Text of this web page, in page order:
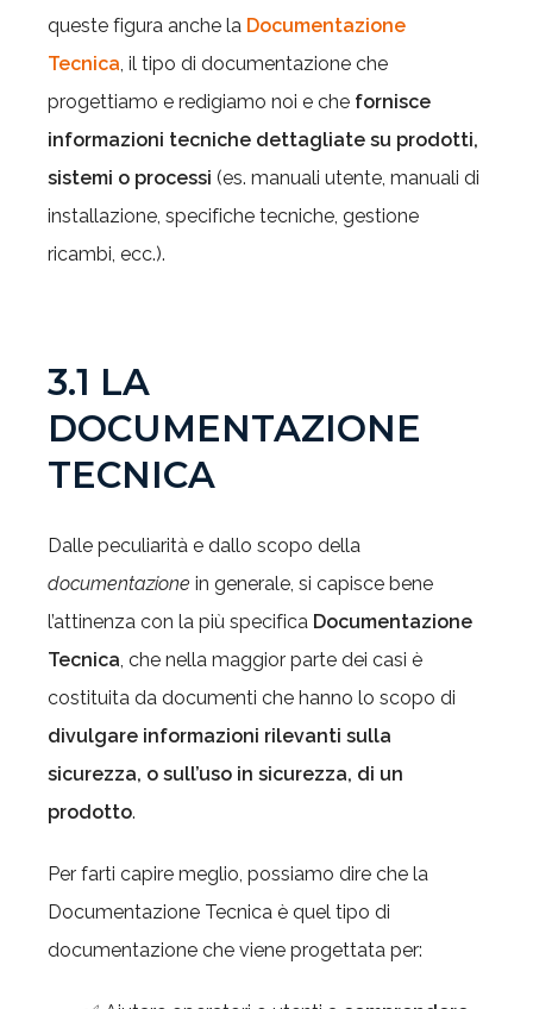
queste figura anche la Documentazione
Tecnica, il tipo di documentazione che
progettiamo e redigiamo noi e che fornisce
informazioni tecniche dettagliate su prodotti,
sistemi o processi (es. manuali utente, manuali di
installazione, specifiche tecniche, gestione
ricambi, ecc.).
3.1 LA
DOCUMENTAZIONE
TECNICA
Dalle peculiarità e dallo scopo della
documentazione in generale, si capisce bene
l’attinenza con la più specifica Documentazione
Tecnica, che nella maggior parte dei casi è
costituita da documenti che hanno lo scopo di
divulgare informazioni rilevanti sulla
sicurezza, o sull’uso in sicurezza, di un
prodotto.
Per farti capire meglio, possiamo dire che la
Documentazione Tecnica è quel tipo di
documentazione che viene progettata per: